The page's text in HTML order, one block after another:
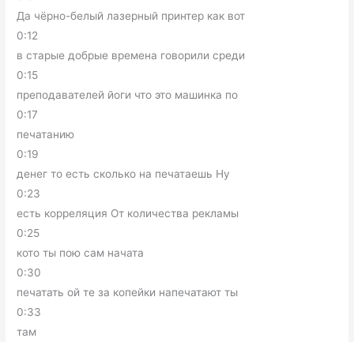
Да чёрно-белый лазерный принтер как вот
0:12
в старые добрые времена говорили среди
0:15
преподавателей йоги что это машинка по
0:17
печатанию
0:19
денег то есть сколько на печатаешь Ну
0:23
есть корреляция От количества рекламы
0:25
кото ты пою сам начата
0:30
печатать ой те за копейки напечатают ты
0:33
там